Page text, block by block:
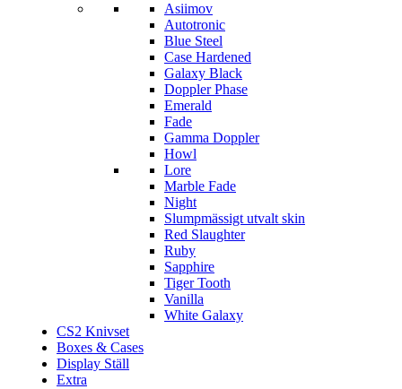
Asiimov
Autotronic
Blue Steel
Case Hardened
Galaxy Black
Doppler Phase
Emerald
Fade
Gamma Doppler
Howl
Lore
Marble Fade
Night
Slumpmässigt utvalt skin
Red Slaughter
Ruby
Sapphire
Tiger Tooth
Vanilla
White Galaxy
CS2 Knivset
Boxes & Cases
Display Ställ
Extra